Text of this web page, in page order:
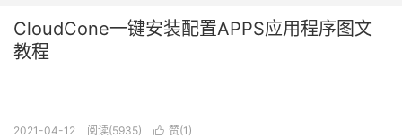
CloudCone一键安装配置APPS应用程序图文
教程
2021-04-12 阅读(5935)  赞(1 )